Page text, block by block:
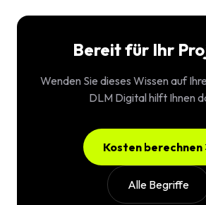
Bereit für Ihr
Wenden Sie dieses Wissen auf
DLM Digital hilft Ihnen
Kosten berechnen
Alle Begriffe